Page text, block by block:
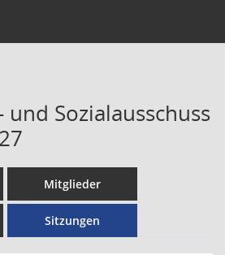
Sozialausschuss
Mitglieder
Sitzungen